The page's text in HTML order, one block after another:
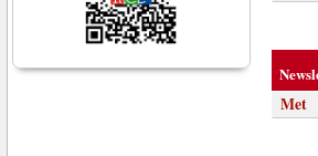
Met